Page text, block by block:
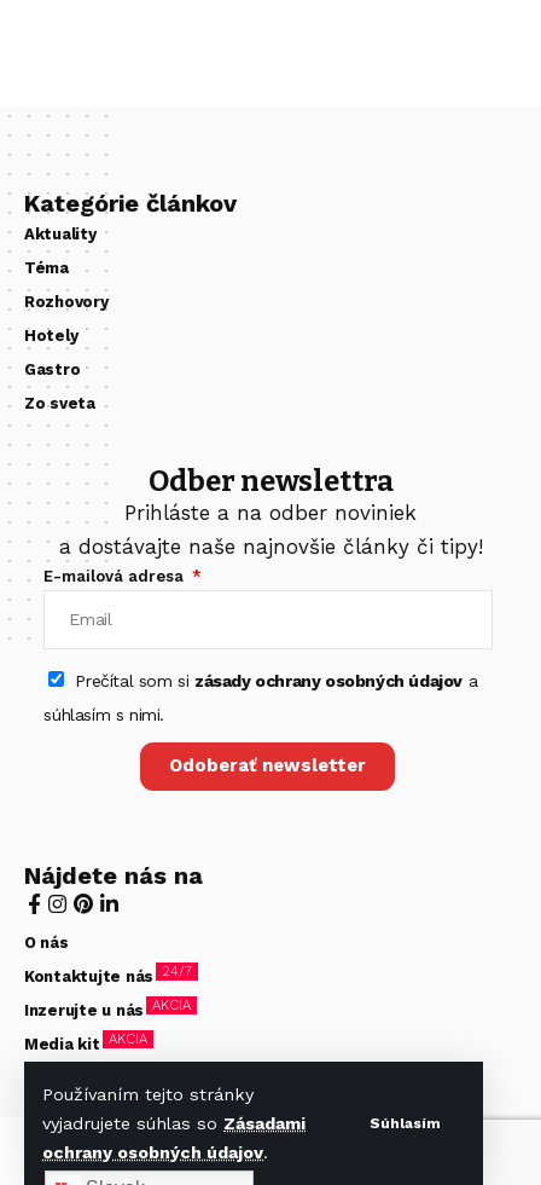
Používaním tejto stránky
vyjadrujete súhlas so Zásadami
ochrany osobných údajov.
Súhlasím
Kategórie článkov
Aktuality
Téma
Rozhovory
Hotely
Gastro
Zo sveta
Odber newslettra
Prihláste a na odber noviniek
a dostávajte naše najnovšie články či tipy!
E-mailová adresa
Prečítal som si zásady ochrany osobných údajova
súhlasím s nimi.
Odoberať newsletter
Nájdete nás na
O nás
Kontaktujte nás 24/7
Inzerujte u nás AKCIA
Media kit AKCIA
© Hotelier 2020-2026. Všetky práva vyhradené. Stránky
vytvorené firmoubeVisible s.r.o.